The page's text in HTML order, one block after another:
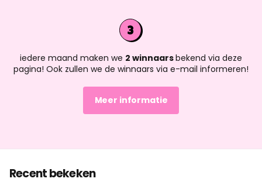
iedere maand maken we 2 winnaarsbekend via deze
pagina! Ook zullen we de winnaars via e-mail informeren!
Meer informatie
Recent bekeken